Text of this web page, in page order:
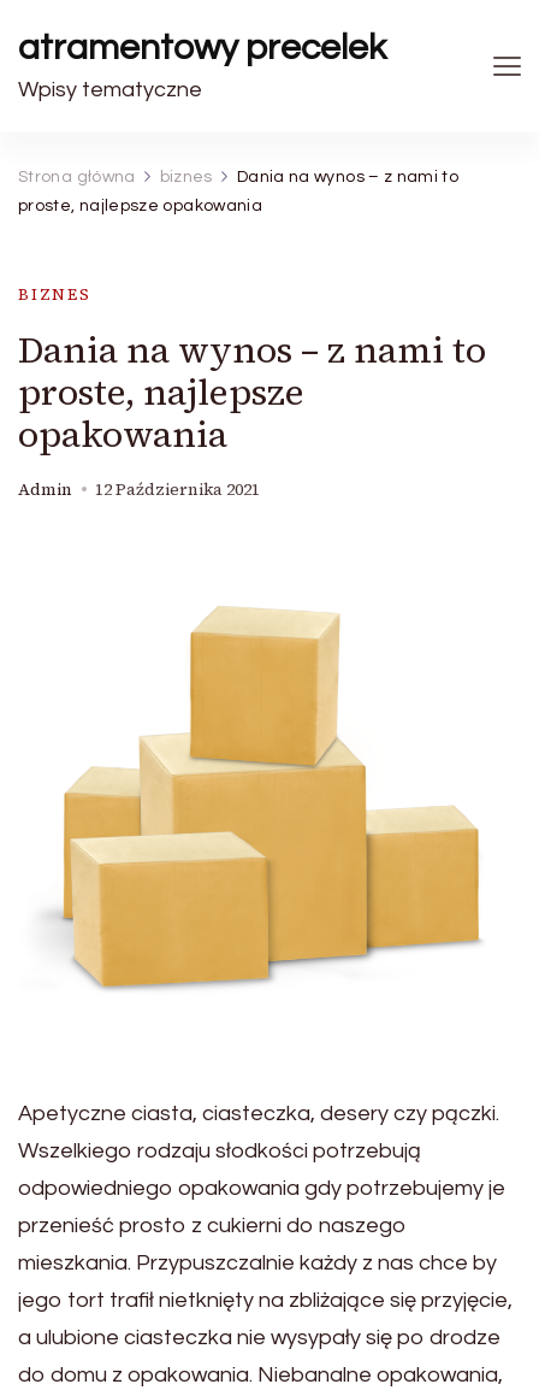
atramentowy precelek
Wpisy tematyczne
Strona główna biznes
Dania na wynos – z nami to
proste, najlepsze opakowania
BIZNES
Dania na wynos – z nami to
proste, najlepsze
opakowania
Admin 12 Października 2021
Apetyczne ciasta, ciasteczka, desery czy pączki.
Wszelkiego rodzaju słodkości potrzebują
odpowiedniego opakowania gdy potrzebujemy je
przenieść prosto z cukierni do naszego
mieszkania. Przypuszczalnie każdy z nas chce by
jego tort trafił nietknięty na zbliżające się przyjęcie,
a ulubione ciasteczka nie wysypały się po drodze
do domu z opakowania. Niebanalne opakowania,